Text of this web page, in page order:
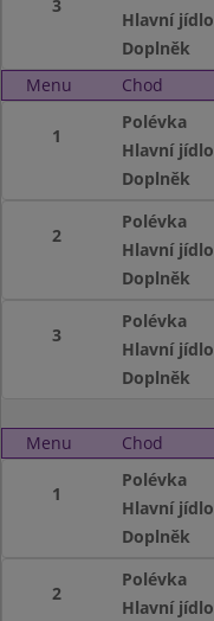
3
Hlavní jídlo
Doplněk
Menu
Chod
1
Polévka
Hlavní jídlo
Doplněk
2
Polévka
Hlavní jídlo
Doplněk
3
Polévka
Hlavní jídlo
Doplněk
Menu Chod
1
Polévka
Hlavní jídlo
Doplněk
2
Polévka
Hlavní jídlo